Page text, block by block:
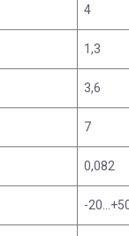
4
1,3
3,6
7
0,082
-